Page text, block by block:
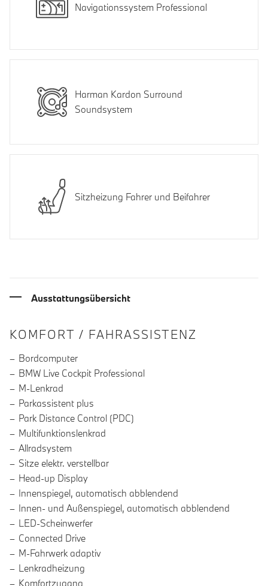
Navigationssystem Professional
Harman Kardon Surround
Soundsystem
Sitzheizung Fahrer und Beifahrer
Ausstattungsübersicht
INFORMATIONEN ÜBER DIE
KOMFORT / FAHRASSISTENZ
Bordcomputer
BMW Live Cockpit Professional
M-Lenkrad
Parkassistent plus
Park Distance Control (PDC)
Multifunktionslenkrad
Allradsystem
Sitze elektr. verstellbar
Head-up Display
Innenspiegel, automatisch abblendend
Innen- und Außenspiegel, automatisch abblendend
LED-Scheinwerfer
Connected Drive
M-Fahrwerk adaptiv
Lenkradheizung
Komfortzugang